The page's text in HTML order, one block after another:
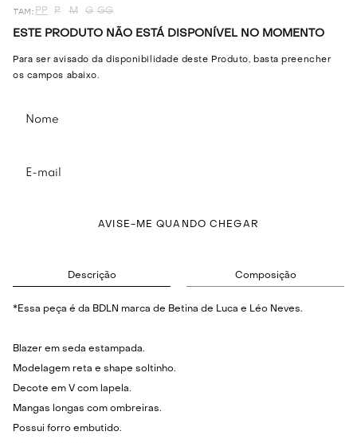
PP P M G GG
ESTE PRODUTO NÃO ESTÁ DISPONÍVEL NO MOMENTO
Para ser avisado da disponibilidade deste Produto, basta preencher
os campos abaixo.
AVISE-ME QUANDO CHEGAR
Descrição Composição
*Essa peça é da BDLN marca de Betina de Luca e Léo Neves.
Blazer em seda estampada.
Modelagem reta e shape soltinho.
Decote em V com lapela.
Mangas longas com ombreiras.
Possui forro embutido.